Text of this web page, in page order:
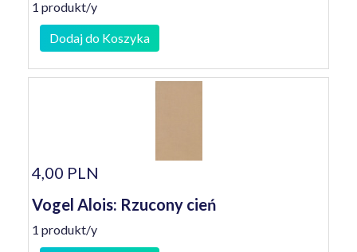
1 produkt/y
Dodaj do Koszyka
4,00 PLN
Vogel Alois: Rzucony cień
1 produkt/y